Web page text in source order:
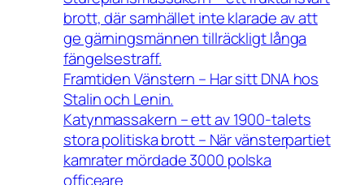
brott, där samhället inte klarade av att
ge gärningsmännen tillräckligt långa
fängelsestraff.
Framtiden Vänstern – Har sitt DNA hos
Stalin och Lenin.
Katynmassakern – ett av 1900-talets
stora politiska brott – När vänsterpartiet
kamrater mördade 3000 polska
officeare